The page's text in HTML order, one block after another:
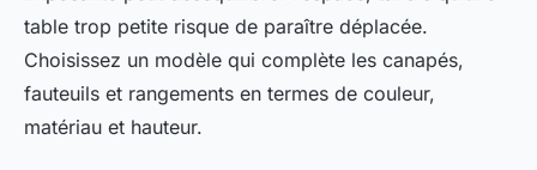
table trop petite risque de paraître déplacée.
Choisissez un modèle qui complète les canapés,
fauteuils et rangements en termes de couleur,
matériau et hauteur.